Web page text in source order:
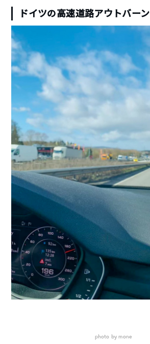
ドイツの高速道路アウトバーン
photo by mone